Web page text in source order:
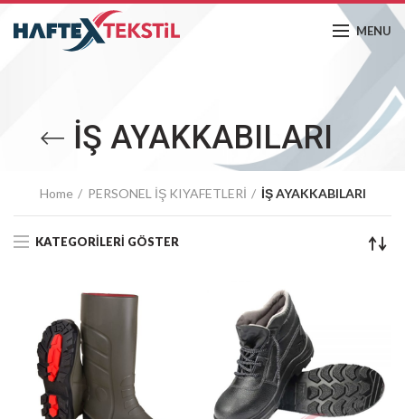
MENU
İŞ AYAKKABILARI
Home PERSONEL İŞ KIYAFETLERİ İŞ AYAKKABILARI
KATEGORILERI GÖSTER